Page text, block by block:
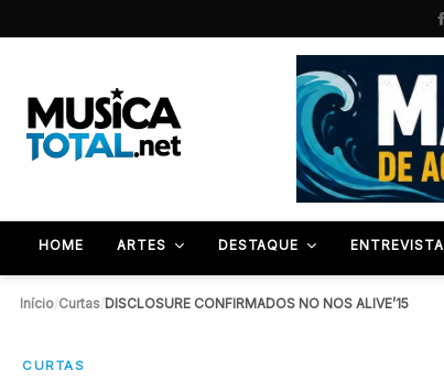
HOME ARTES DESTAQUE ENTREVISTA
Início Curtas DISCLOSURE CONFIRMADOS NO NOS ALIVE’15
CURTAS